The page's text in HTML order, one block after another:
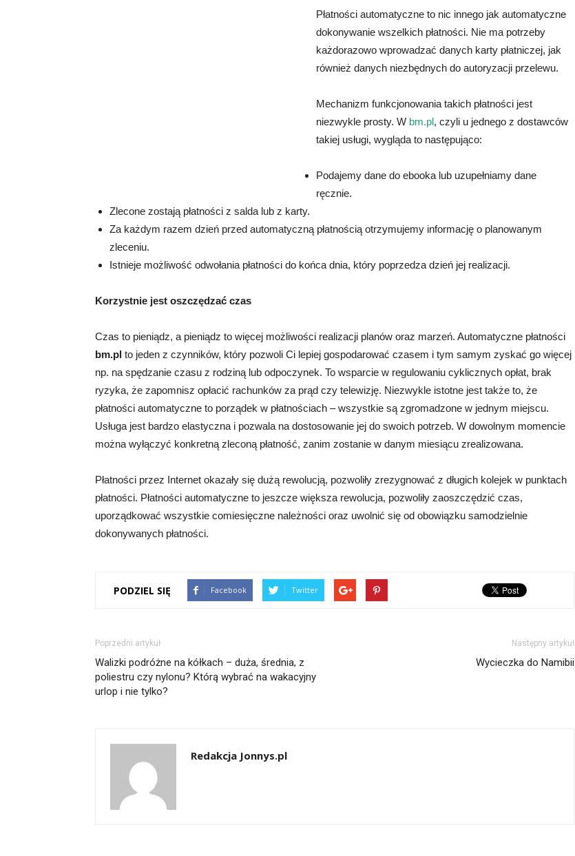
Płatności automatyczne to nic innego jak automatyczne
dokonywanie wszelkich płatności. Nie ma potrzeby
każdorazowo wprowadzać danych karty płatniczej, jak
również danych niezbędnych do autoryzacji przelewu.
Mechanizm funkcjonowania takich płatności jest
niezwykle prosty. W bm.pl, czyli u jednego z dostawców
takiej usługi, wygląda to następująco:
Podajemy dane do ebooka lub uzupełniamy dane
ręcznie.
Zlecone zostają płatności z salda lub z karty.
Za każdym razem dzień przed automatyczną płatnością otrzymujemy informację o planowanym
zleceniu.
Istnieje możliwość odwołania płatności do końca dnia, który poprzedza dzień jej realizacji.
Korzystnie jest oszczędzać czas
Czas to pieniądz, a pieniądz to więcej możliwości realizacji planów oraz marzeń. Automatyczne płatności
bm.pl to jeden z czynników, który pozwoli Ci lepiej gospodarować czasem i tym samym zyskać go więcej
np. na spędzanie czasu z rodziną lub odpoczynek. To wsparcie w regulowaniu cyklicznych opłat, brak
ryzyka, że zapomnisz opłacić rachunków za prąd czy telewizję. Niezwykle istotne jest także to, że
płatności automatyczne to porządek w płatnościach – wszystkie są zgromadzone w jednym miejscu.
Usługa jest bardzo elastyczna i pozwala na dostosowanie jej do swoich potrzeb. W dowolnym momencie
można wyłączyć konkretną zleconą płatność, zanim zostanie w danym miesiącu zrealizowana.
Płatności przez Internet okazały się dużą rewolucją, pozwoliły zrezygnować z długich kolejek w punktach
płatności. Płatności automatyczne to jeszcze większa rewolucja, pozwoliły zaoszczędzić czas,
uporządkować wszystkie comiesięczne należności oraz uwolnić się od obowiązku samodzielnie
dokonywanych płatności.
PODZIEL SIĘ Facebook Twitter
Poprzedni artykuł
Walizki podróżne na kółkach – duża, średnia, z
poliestru czy nylonu? Którą wybrać na wakacyjny
urlop i nie tylko?
Następny artykuł
Wycieczka do Namibii
Redakcja Jonnys.pl